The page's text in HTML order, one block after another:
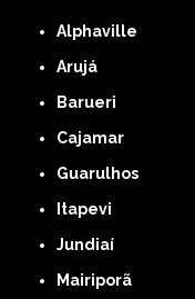
Alphaville
Arujá
Barueri
Cajamar
Guarulhos
Itapevi
Jundiaí
Mairiporã